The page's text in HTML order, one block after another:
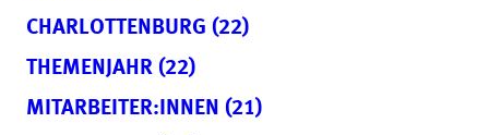
CHARLOTTENBURG (22)
THEMENJAHR (22)
MITARBEITER:INNEN (21)